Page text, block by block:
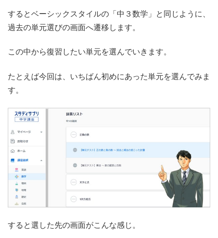
するとベーシックスタイルの「中３数学」と同じように、
過去の単元選びの画面へ遷移します。
この中から復習したい単元を選んでいきます。
たとえば今回は、いちばん初めにあった単元を選んでみま
す。
すると選した先の画面がこんな感じ。